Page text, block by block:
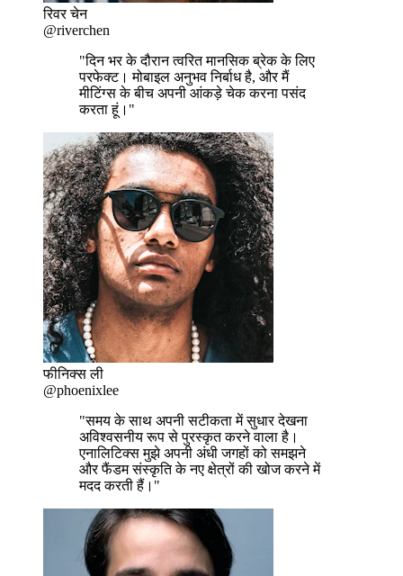
रिवर चेन
@riverchen
"दिन भर के दौरान त्वरित मानसिक ब्रेक के लिए
परफेक्ट। मोबाइल अनुभव निर्बाध है, और मैं
मीटिंग्स के बीच अपनी आंकड़े चेक करना पसंद
करता हूं।"
फीनिक्स ली
@phoenixlee
"समय के साथ अपनी सटीकता में सुधार देखना
अविश्वसनीय रूप से पुरस्कृत करने वाला है।
एनालिटिक्स मुझे अपनी अंधी जगहों को समझने
और फैंडम संस्कृति के नए क्षेत्रों की खोज करने में
मदद करती हैं।"